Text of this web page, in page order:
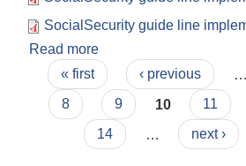
SocialSecurity guide line
Read more
Pages
« first ‹ previous
8
9 10 11
14
next ›